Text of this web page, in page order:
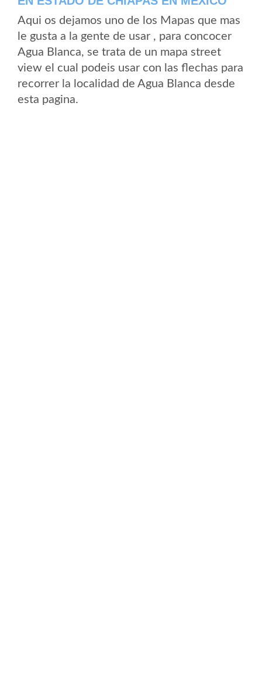
Aqui os dejamos uno de los Mapas que mas
le gusta a la gente de usar , para concocer
Agua Blanca, se trata de un mapa street
view el cual podeis usar con las flechas para
recorrer la localidad de Agua Blanca desde
esta pagina.